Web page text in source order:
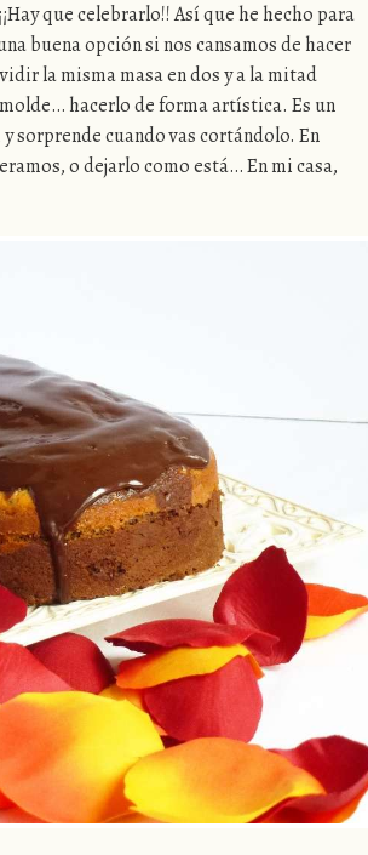
que celebrarlo!! Así que he hecho para
buena opción si nos cansamos de hacer
la misma masa en dos y a la mitad
hacerlo de forma artística. Es un
sorprende cuando vas cortándolo. En
o dejarlo como está… En mi casa,